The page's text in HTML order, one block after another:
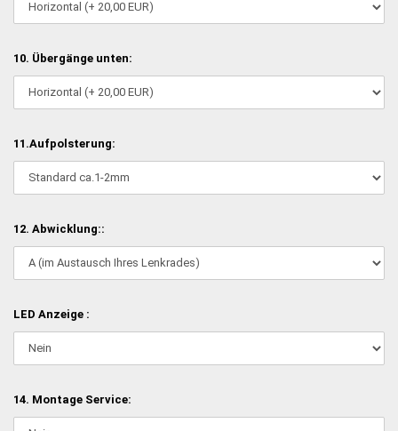
10. Übergänge unten:
11.Aufpolsterung:
12. Abwicklung::
LED Anzeige :
14. Montage Service: